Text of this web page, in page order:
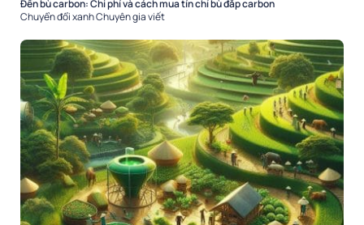
Đền bù carbon: Chi phí và cách mua tín chỉ bù đắp carbon
Chuyển đổi xanhChuyên gia viết